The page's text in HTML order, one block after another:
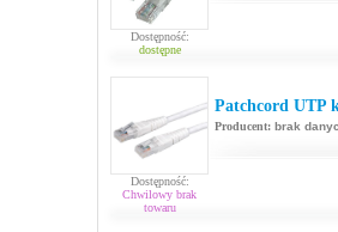
Dostępność:
dostępne
Dostępność:
Chwilowy brak
towaru
Patchcord UTP
Producent: brak